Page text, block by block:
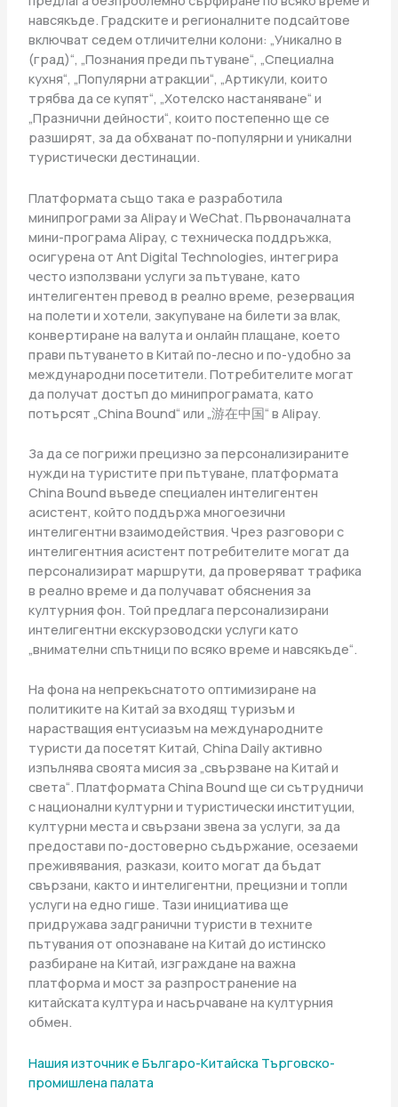
навсякъде. Градските и регионалните подсайтове
включват седем отличителни колони: „Уникално в
(град)“, „Познания преди пътуване“, „Специална
кухня“, „Популярни атракции“, „Артикули, които
трябва да се купят“, „Хотелско настаняване“ и
„Празнични дейности“, които постепенно ще се
разширят, за да обхванат по-популярни и уникални
туристически дестинации.
Платформата също така е разработила
минипрограми за Alipay и WeChat. Първоначалната
мини-програма Alipay, с техническа поддръжка,
осигурена от Ant Digital Technologies, интегрира
често използвани услуги за пътуване, като
интелигентен превод в реално време, резервация
на полети и хотели, закупуване на билети за влак,
конвертиране на валута и онлайн плащане, което
прави пътуването в Китай по-лесно и по-удобно за
международни посетители. Потребителите могат
да получат достъп до минипрограмата, като
потърсят „China Bound“ или „游在中国“ в Alipay.
За да се погрижи прецизно за персонализираните
нужди на туристите при пътуване, платформата
China Bound въведе специален интелигентен
асистент, който поддържа многоезични
интелигентни взаимодействия. Чрез разговори с
интелигентния асистент потребителите могат да
персонализират маршрути, да проверяват трафика
в реално време и да получават обяснения за
културния фон. Той предлага персонализирани
интелигентни екскурзоводски услуги като
„внимателни спътници по всяко време и навсякъде“.
На фона на непрекъснатото оптимизиране на
политиките на Китай за входящ туризъм и
нарастващия ентусиазъм на международните
туристи да посетят Китай, China Daily активно
изпълнява своята мисия за „свързване на Китай и
света“. Платформата China Bound ще си сътрудничи
с национални културни и туристически институции,
културни места и свързани звена за услуги, за да
предостави по-достоверно съдържание, осезаеми
преживявания, разкази, които могат да бъдат
свързани, както и интелигентни, прецизни и топли
услуги на едно гише. Тази инициатива ще
придружава задгранични туристи в техните
пътувания от опознаване на Китай до истинско
разбиране на Китай, изграждане на важна
платформа и мост за разпространение на
китайската култура и насърчаване на културния
обмен.
Нашия източник е Българо-Китайска Търговско-
промишлена палaта